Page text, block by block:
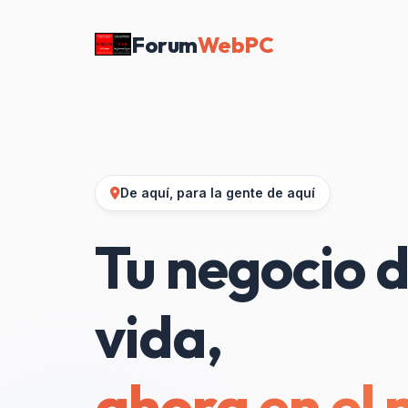
ForumWebPC
De aquí, para la gente de aquí
Tu negocio
vida,